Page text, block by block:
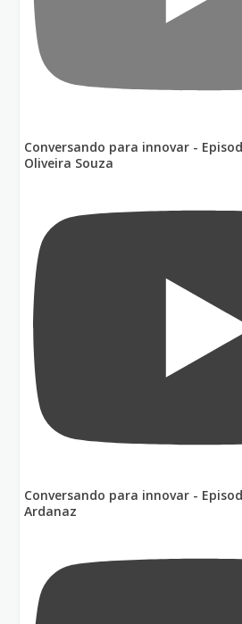
Conversando para innovar -
Oliveira Souza
Conversando para innovar -
Ardanaz